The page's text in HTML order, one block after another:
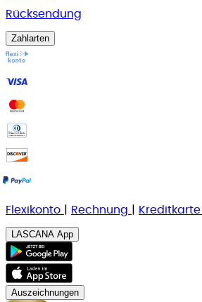
Rücksendung
Zahlarten
Flexikonto Rechnung Kreditkarte
LASCANA App
Auszeichnungen